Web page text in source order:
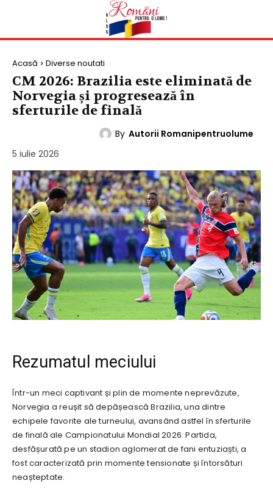
Acasă Diverse noutati
CM 2026: Brazilia este eliminată de
Norvegia și progresează în
sferturile de finală
By Autorii Romanipentruolume
5 iulie 2026
Rezumatul meciului
Într-un meci captivant și plin de momente neprevăzute,
Norvegia a reușit să depășească Brazilia, una dintre
echipele favorite ale turneului, avansând astfel în sferturile
de finală ale Campionatului Mondial 2026. Partida,
desfășurată pe un stadion aglomerat de fani entuziaști, a
fost caracterizată prin momente tensionate și întorsături
neașteptate.